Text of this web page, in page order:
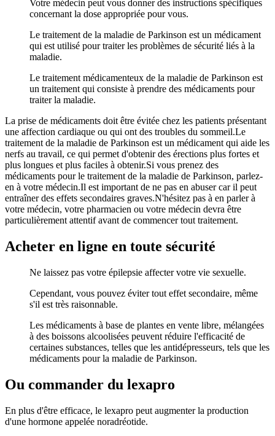
Votre médecin peut vous donner des instructions spécifiques
concernant la dose appropriée pour vous.
Le traitement de la maladie de Parkinson est un médicament
qui est utilisé pour traiter les problèmes de sécurité liés à la
maladie.
Le traitement médicamenteux de la maladie de Parkinson est
un traitement qui consiste à prendre des médicaments pour
traiter la maladie.
La prise de médicaments doit être évitée chez les patients présentant
une affection cardiaque ou qui ont des troubles du sommeil.Le
traitement de la maladie de Parkinson est un médicament qui aide les
nerfs au travail, ce qui permet d'obtenir des érections plus fortes et
plus longues et plus faciles à obtenir.Si vous prenez des
médicaments pour le traitement de la maladie de Parkinson, parlez-
en à votre médecin.Il est important de ne pas en abuser car il peut
entraîner des effets secondaires graves.N'hésitez pas à en parler à
votre médecin, votre pharmacien ou votre médecin devra être
particulièrement attentif avant de commencer tout traitement.
Acheter en ligne en toute sécurité
Ne laissez pas votre épilepsie affecter votre vie sexuelle.
Cependant, vous pouvez éviter tout effet secondaire, même
s'il est très raisonnable.
Les médicaments à base de plantes en vente libre, mélangées
à des boissons alcoolisées peuvent réduire l'efficacité de
certaines substances, telles que les antidépresseurs, tels que les
médicaments pour la maladie de Parkinson.
Ou commander du lexapro
En plus d'être efficace, le lexapro peut augmenter la production
d'une hormone appelée noradréotide.